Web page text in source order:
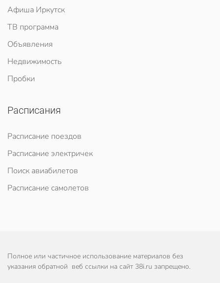
Афиша Иркутск
ТВ программа
Объявления
Недвижимость
Пробки
Расписания
Расписание поездов
Расписание электричек
Поиск авиабилетов
Расписание самолетов
Полное или частичное использование материалов без
указания обратной веб ссылки на сайт 38i.ru запрещено.